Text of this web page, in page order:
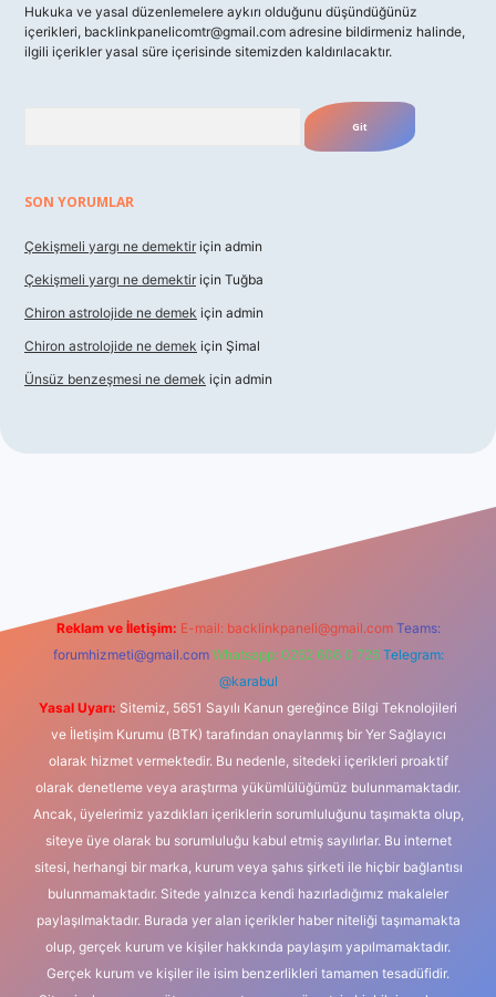
Hukuka ve yasal düzenlemelere aykırı olduğunu düşündüğünüz
içerikleri, backlinkpanelicomtr@gmail.com adresine bildirmeniz halinde,
ilgili içerikler yasal süre içerisinde sitemizden kaldırılacaktır.
SON YORUMLAR
Çekişmeli yargı ne demektir için admin
Çekişmeli yargı ne demektir için Tuğba
Chiron astrolojide ne demek için admin
Chiron astrolojide ne demek için Şimal
Ünsüz benzeşmesi ne demek için admin
Reklam ve İletişim: E-mail: backlinkpaneli@gmail.com Teams:
forumhizmeti@gmail.com Whatsapp: 0262 606 0 726 Telegram:
@karabul
Yasal Uyarı: Sitemiz, 5651 Sayılı Kanun gereğince Bilgi Teknolojileri
ve İletişim Kurumu (BTK) tarafından onaylanmış bir Yer Sağlayıcı
olarak hizmet vermektedir. Bu nedenle, sitedeki içerikleri proaktif
olarak denetleme veya araştırma yükümlülüğümüz bulunmamaktadır.
Ancak, üyelerimiz yazdıkları içeriklerin sorumluluğunu taşımakta olup,
siteye üye olarak bu sorumluluğu kabul etmiş sayılırlar. Bu internet
sitesi, herhangi bir marka, kurum veya şahıs şirketi ile hiçbir bağlantısı
bulunmamaktadır. Sitede yalnızca kendi hazırladığımız makaleler
paylaşılmaktadır. Burada yer alan içerikler haber niteliği taşımamakta
olup, gerçek kurum ve kişiler hakkında paylaşım yapılmamaktadır.
Gerçek kurum ve kişiler ile isim benzerlikleri tamamen tesadüfidir.